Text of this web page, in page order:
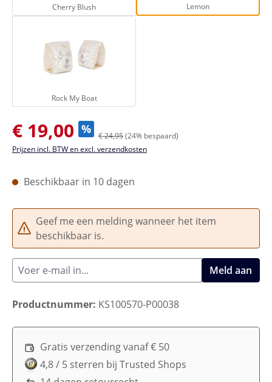
Cherry Blush Lemon
Rock My Boat
Rock My Boat
Verkoopprijs:
€ 19,00 % € 24,95(24% bespaard)
Prijzen incl. BTW en excl. verzendkosten
Beschikbaar in 10 dagen
Geef me een melding wanneer het item
beschikbaar is.
Meld aan
Productnummer: KS100570-P00038
Gratis verzending vanaf € 50
4,8 / 5 sterren bij Trusted Shops